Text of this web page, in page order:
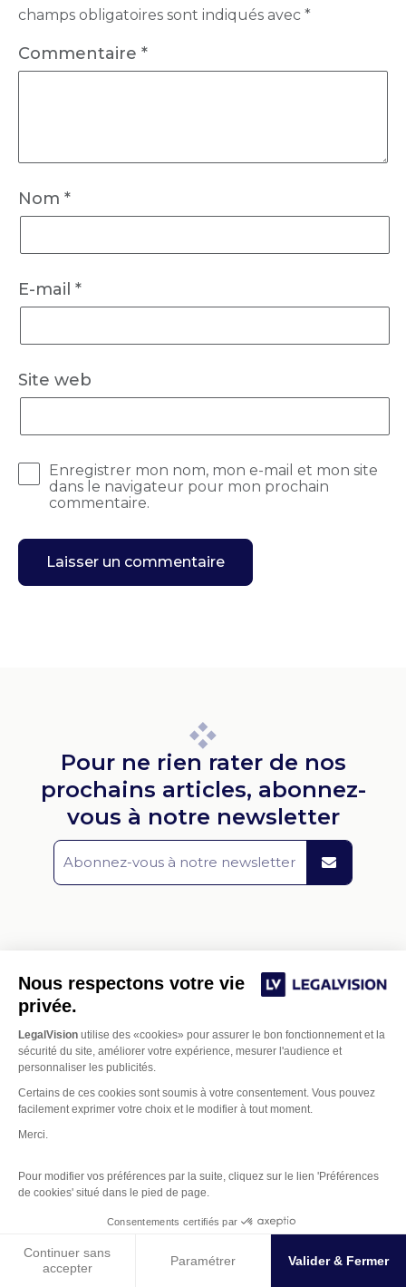
Nous respectons votre vie
privée.
LegalVision utilise des «cookies» pour assurer le bon fonctionnement et la
sécurité du site, améliorer votre expérience, mesurer l'audience et
personnaliser les publicités.
Certains de ces cookies sont soumis à votre consentement. Vous pouvez
facilement exprimer votre choix et le modifier à tout moment.
Merci.
Pour modifier vos préférences par la suite, cliquez sur le lien 'Préférences
de cookies' situé dans le pied de page.
Consentements certifiés par
Continuer sans
accepter
Paramétrer Valider & Fermer
champs obligatoires sont indiqués avec *
Commentaire *
Nom *
E-mail *
Site web
Enregistrer mon nom, mon e-mail et mon site
dans le navigateur pour mon prochain
commentaire.
Pour ne rien rater de nos
prochains articles, abonnez-
vous à notre newsletter
Nos derniers articles
de créer une SASU
La SASU (société par actions simplifiées
universelle) est une société par actions constituée
d’un seul associé. Elle permet la séparation des
patrimoines personnel et professionnel.